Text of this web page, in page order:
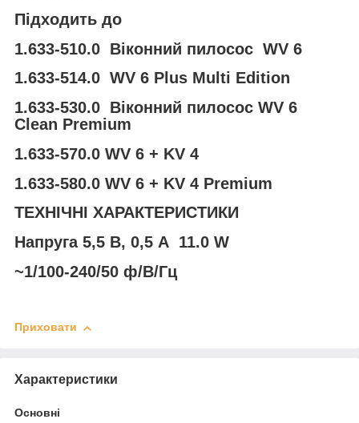
Підходить до
1.633-510.0 Віконний пилосос WV 6
1.633-514.0 WV 6 Plus Multi Edition
1.633-530.0 Віконний пилосос WV 6
Clean Premium
1.633-570.0 WV 6 + KV 4
1.633-580.0 WV 6 + KV 4 Premium
ТЕХНІЧНІ ХАРАКТЕРИСТИКИ
Напруга 5,5 В, 0,5 A 11.0 W
~1/100-240/50 ф/В/Гц
Приховати
Характеристики
Основні